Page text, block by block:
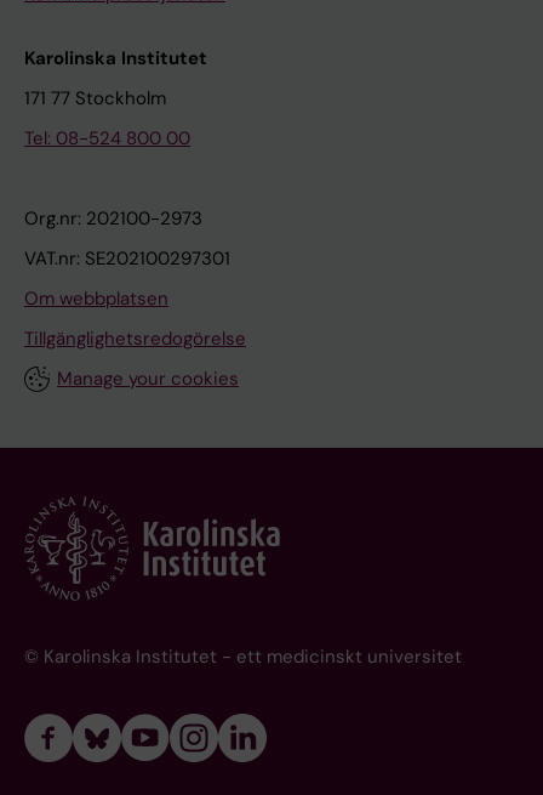
Karolinska Institutet
171 77 Stockholm
Tel: 08-524 800 00
Org.nr: 202100-2973
VAT.nr: SE202100297301
Om webbplatsen
Tillgänglighetsredogörelse
Manage your cookies
© Karolinska Institutet - ett medicinskt universitet